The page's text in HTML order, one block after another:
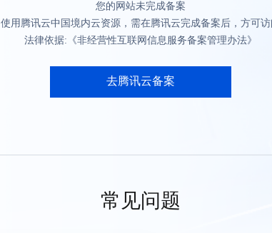
您的网站未完成备案
使用腾讯云中国境内云资源，需在腾讯云完成备案后，方可
法律依据:《非经营性互联网信息服务备案管理办法》
去腾讯云备案
常见问题